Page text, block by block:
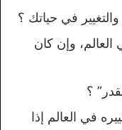
في حياتك ؟
العالم، وإن كان
؟
في العالم إذا